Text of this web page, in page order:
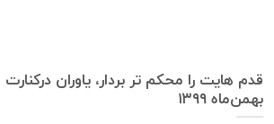
بهمن‌ماه ۱۳۹۹